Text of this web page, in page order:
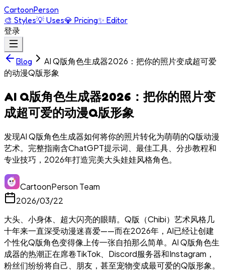
CartoonPerson
🎨 Styles💡 Uses💎 Pricing✨ Editor
登录
Blog
AI Q版角色生成器2026：把你的照片变成超可爱
的动漫Q版形象
AI Q版角色生成器2026：把你的照片变
成超可爱的动漫Q版形象
发现AI Q版角色生成器如何将你的照片转化为萌萌的Q版动漫
艺术。完整指南含ChatGPT提示词、最佳工具、分步教程和
专业技巧，2026年打造完美大头娃娃风格角色。
CartoonPerson Team
2026/03/22
大头、小身体、超大闪亮的眼睛。Q版（Chibi）艺术风格几
十年来一直深受动漫迷喜爱——而在2026年，AI已经让创建
个性化Q版角色变得像上传一张自拍那么简单。AI Q版角色生
成器的热潮正在席卷TikTok、Discord服务器和Instagram，
粉丝们纷纷将自己、朋友，甚至宠物变成最可爱的Q版形象。